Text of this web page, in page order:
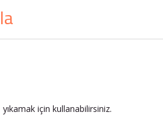
için kullanabilirsiniz.